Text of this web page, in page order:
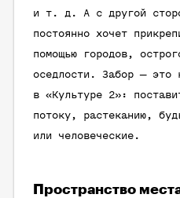
и т. д. А с другой
постоянно хочет
помощью городов,
оседлости. Забор — это
в «Культуре 2»:
потоку, растеканию,
или человеческие.
Пространство